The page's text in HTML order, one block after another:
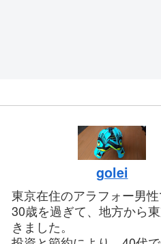
golei
東京在住のアラフォー男性
30歳を過ぎて、地方から
きました。